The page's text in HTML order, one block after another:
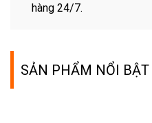
hàng 24/7.
SẢN PHẨM NỔI BẬT